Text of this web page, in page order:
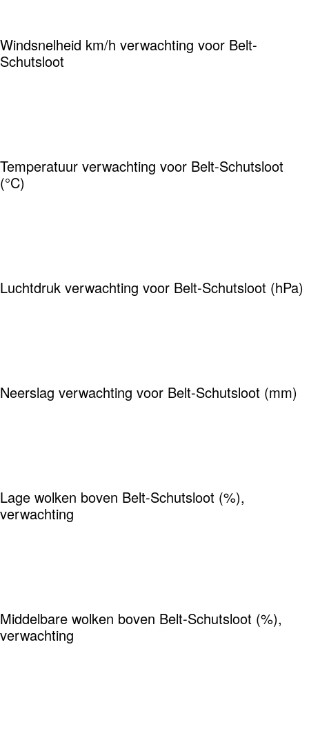
Windsnelheid km/h verwachting voor Belt-
Schutsloot
Temperatuur verwachting voor Belt-Schutsloot
(°C)
Luchtdruk verwachting voor Belt-Schutsloot (hPa)
Neerslag verwachting voor Belt-Schutsloot (mm)
Lage wolken boven Belt-Schutsloot (%),
verwachting
Middelbare wolken boven Belt-Schutsloot (%),
verwachting